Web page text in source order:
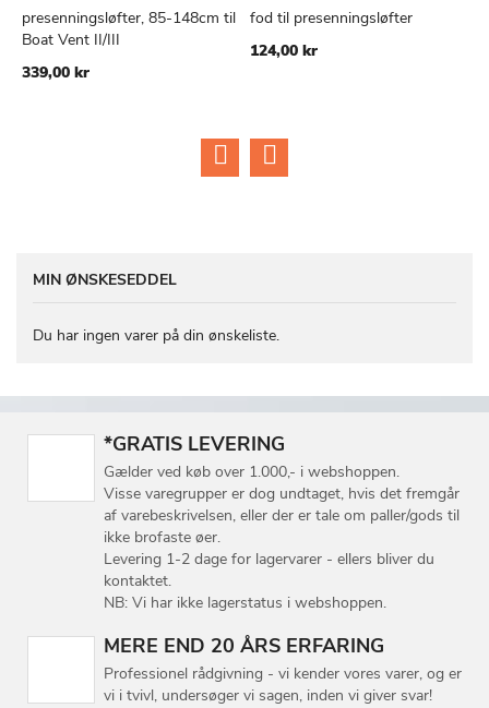
Læg i kurv SAMMENLIGN
presenningsløfter, 85-148cm til
Boat Vent II/III
339,00 kr
fod til presenningsløfter
124,00 kr
MIN ØNSKESEDDEL
Du har ingen varer på din ønskeliste.
*GRATIS LEVERING
Gælder ved køb over 1.000,- i webshoppen.
Visse varegrupper er dog undtaget, hvis det fremgår
af varebeskrivelsen, eller der er tale om paller/gods til
ikke brofaste øer.
Levering 1-2 dage for lagervarer - ellers bliver du
kontaktet.
NB: Vi har ikke lagerstatus i webshoppen.
MERE END 20 ÅRS ERFARING
Professionel rådgivning - vi kender vores varer, og er
vi i tvivl, undersøger vi sagen, inden vi giver svar!